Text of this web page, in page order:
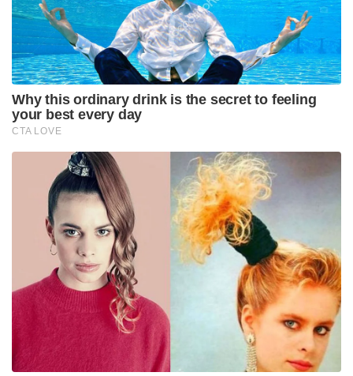
Why this ordinary drink is the secret to feeling
your best every day
CTA LOVE